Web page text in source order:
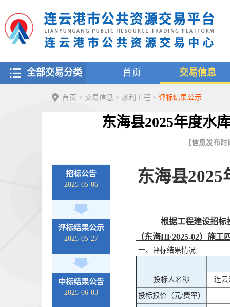
全部交易分类 首页 交易信息
首页 > 交易信息 > 水利工程 > 评标结果公示
东海县2025年度水
【信息发布
招标公告
2025-05-06
评标结果公示
2025-05-27
中标结果公告
2025-06-03
东海县
根据工程建设招标
（东海HF2025-02）施工
一、评标结果情况
投标人名称 连云
投标报价（元/费率）